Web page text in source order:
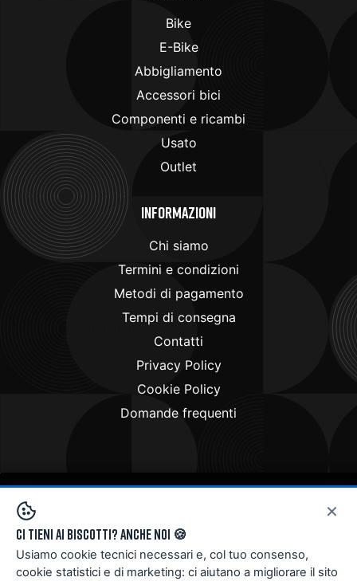
Bike
E-Bike
Abbigliamento
Accessori bici
Componenti e ricambi
Usato
Outlet
Informazioni
Chi siamo
Termini e condizioni
Metodi di pagamento
Tempi di consegna
Contatti
Privacy Policy
Cookie Policy
Domande frequenti
Copyright © 2024 . All rights reserved
×
Ci tieni ai biscotti? Anche noi 🍪
Usiamo cookie tecnici necessari e, col tuo consenso,
cookie statistici e di marketing: ci aiutano a migliorare il sito